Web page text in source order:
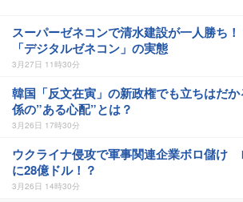
スーパーゼネコンで清水建設が一人勝ち
「デジタルゼネコン」の実態
3月27日 11時30分
韓国「反文在寅」の新政権でも立ちはだ
係の”ある心配”とは？
3月26日 17時30分
ウクライナ侵攻で軍事関連企業ボロ儲け
に28億ドル！？
3月26日 14時30分